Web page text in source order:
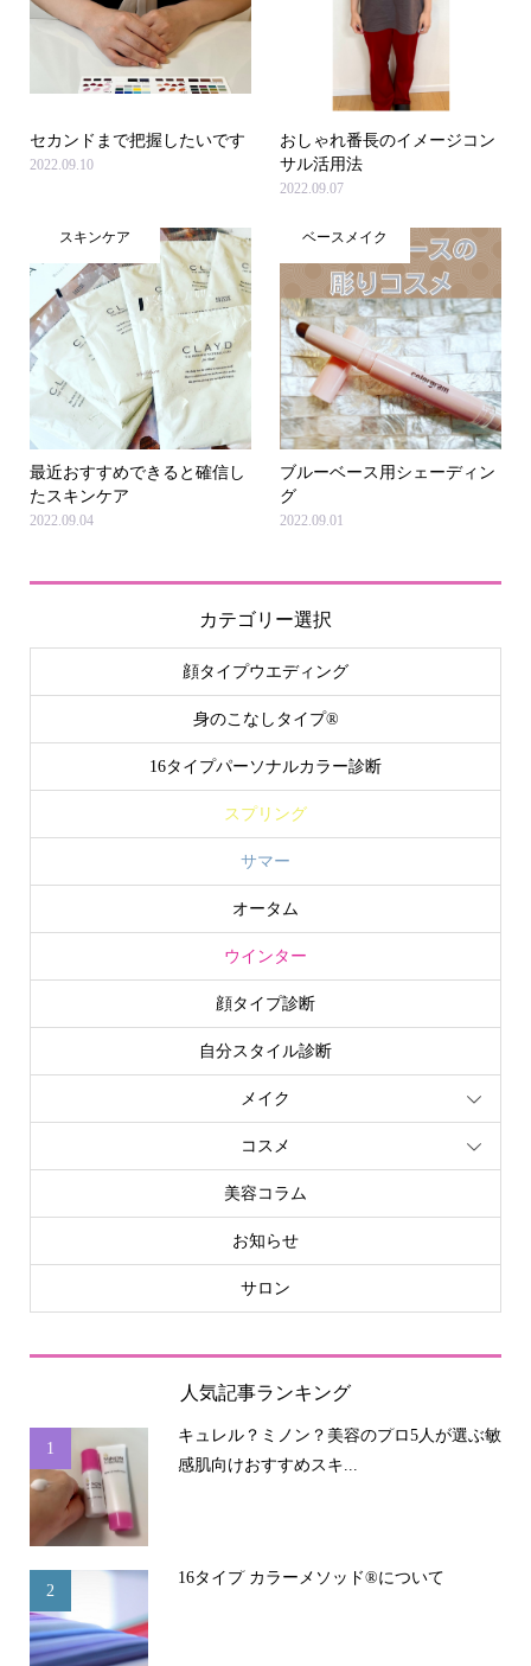
セカンドまで把握したいです
2022.09.10
おしゃれ番長のイメージコン
サル活用法
2022.09.07
スキンケア
最近おすすめできると確信し
たスキンケア
2022.09.04
ベースメイク
ブルーベース用シェーディン
グ
2022.09.01
カテゴリー選択
顔タイプウエディング
身のこなしタイプ®
16タイプパーソナルカラー診断
スプリング
サマー
オータム
ウインター
顔タイプ診断
自分スタイル診断
メイク
コスメ
美容コラム
お知らせ
サロン
人気記事ランキング
1
キュレル？ミノン？美容のプロ5人が選ぶ敏
感肌向けおすすめスキ...
2
16タイプ カラーメソッド®について